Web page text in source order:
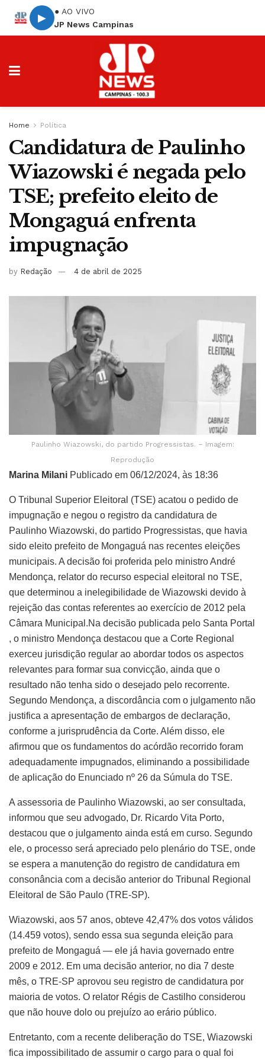
▶
● AO VIVO
JP News Campinas
Home Política
Candidatura de Paulinho
Wiazowski é negada pelo
TSE; prefeito eleito de
Mongaguá enfrenta
impugnação
by Redação 4 de abril de 2025
Paulinho Wiazowski, do partido Progressistas. – Imagem:
Reprodução
Marina Milani Publicado em 06/12/2024, às 18:36
O Tribunal Superior Eleitoral (TSE) acatou o pedido de
impugnação e negou o registro da candidatura de
Paulinho Wiazowski, do partido Progressistas, que havia
sido eleito prefeito de Mongaguá nas recentes eleições
municipais. A decisão foi proferida pelo ministro André
Mendonça, relator do recurso especial eleitoral no TSE,
que determinou a inelegibilidade de Wiazowski devido à
rejeição das contas referentes ao exercício de 2012 pela
Câmara Municipal.Na decisão publicada pelo Santa Portal
, o ministro Mendonça destacou que a Corte Regional
exerceu jurisdição regular ao abordar todos os aspectos
relevantes para formar sua convicção, ainda que o
resultado não tenha sido o desejado pelo recorrente.
Segundo Mendonça, a discordância com o julgamento não
justifica a apresentação de embargos de declaração,
conforme a jurisprudência da Corte. Além disso, ele
afirmou que os fundamentos do acórdão recorrido foram
adequadamente impugnados, eliminando a possibilidade
de aplicação do Enunciado nº 26 da Súmula do TSE.
A assessoria de Paulinho Wiazowski, ao ser consultada,
informou que seu advogado, Dr. Ricardo Vita Porto,
destacou que o julgamento ainda está em curso. Segundo
ele, o processo será apreciado pelo plenário do TSE, onde
se espera a manutenção do registro de candidatura em
consonância com a decisão anterior do Tribunal Regional
Eleitoral de São Paulo (TRE-SP).
Wiazowski, aos 57 anos, obteve 42,47% dos votos válidos
(14.459 votos), sendo essa sua segunda eleição para
prefeito de Mongaguá — ele já havia governado entre
2009 e 2012. Em uma decisão anterior, no dia 7 deste
mês, o TRE-SP aprovou seu registro de candidatura por
maioria de votos. O relator Régis de Castilho considerou
que não houve dolo ou prejuízo ao erário público.
Entretanto, com a recente deliberação do TSE, Wiazowski
fica impossibilitado de assumir o cargo para o qual foi